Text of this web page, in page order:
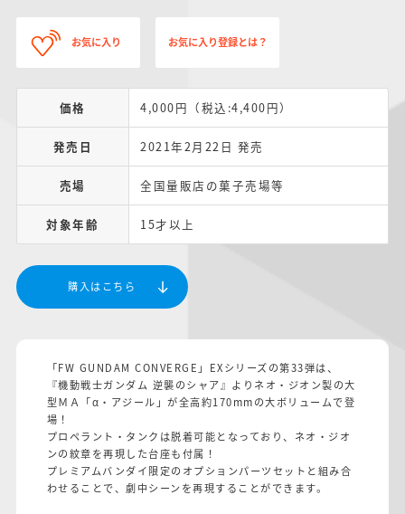
お気に入り お気に入り登録とは？
価格 4,000円（税込:4,400円）
発売日 2021年2月22日 発売
売場 全国量販店の菓子売場等
対象年齢 15才以上
購入はこちら
「FW GUNDAM CONVERGE」EXシリーズの第33弾は、
『機動戦士ガンダム 逆襲のシャア』よりネオ・ジオン製の大
型ＭＡ「α・アジール」が全高約170mmの大ボリュームで登
場！
プロペラント・タンクは脱着可能となっており、ネオ・ジオ
ンの紋章を再現した台座も付属！
プレミアムバンダイ限定のオプションパーツセットと組み合
わせることで、劇中シーンを再現することができます。